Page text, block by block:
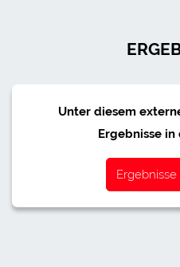
Unter diesem
Ergebnisse